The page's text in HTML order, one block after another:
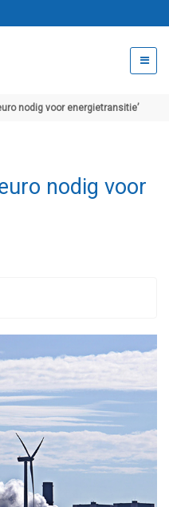
- 74 50 70
nodig voor energietransitie’
nodig voor